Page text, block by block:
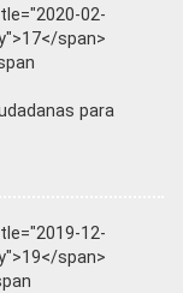
02-
span>
para
12-
span>